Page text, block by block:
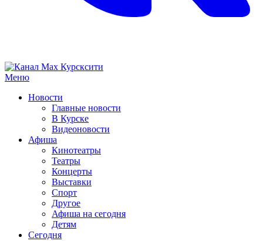
Меню
Новости
Главные новости
В Курске
Видеоновости
Афиша
Кинотеатры
Театры
Концерты
Выставки
Спорт
Другое
Афиша на сегодня
Детям
Сегодня